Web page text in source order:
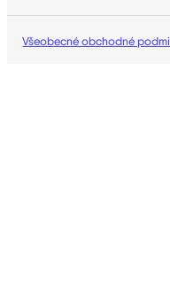
Všeobecné obchodné